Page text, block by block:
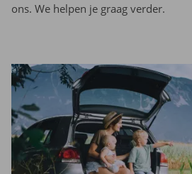
ons. We helpen je graag verder.